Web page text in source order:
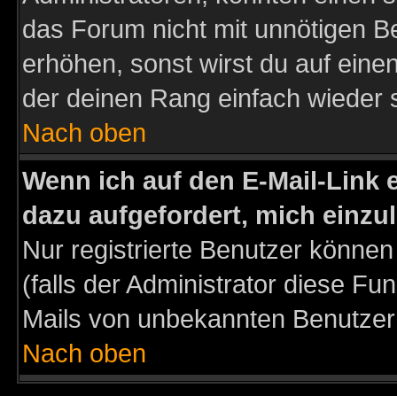
das Forum nicht mit unnötigen
erhöhen, sonst wirst du auf
der deinen Rang einfach wieder
Nach oben
Wenn ich auf den E-Mail-Link
dazu aufgefordert, mich
Nur registrierte Benutzer
(falls der Administrator diese
Mails von unbekannten
Nach oben